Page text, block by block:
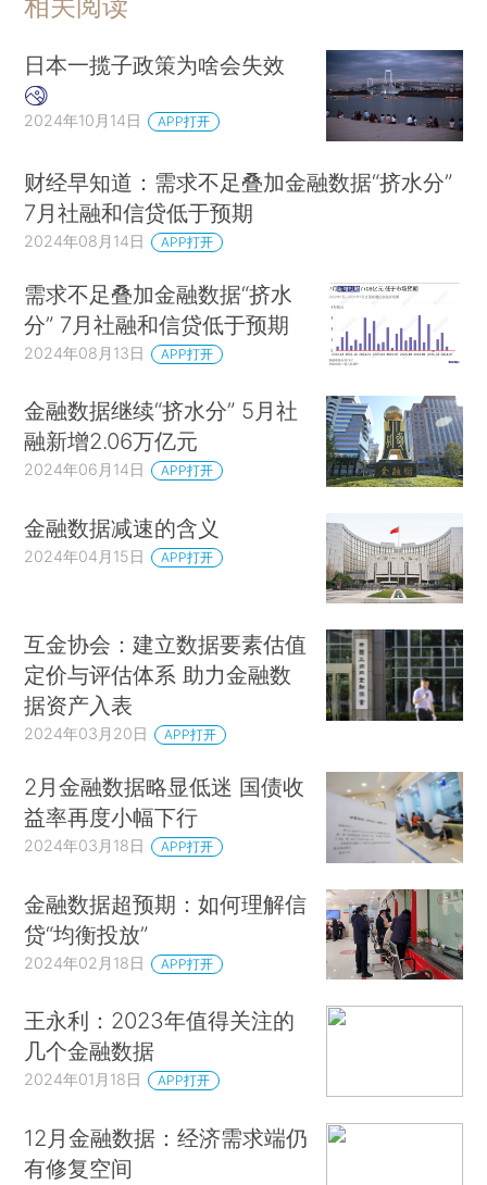
日本一揽子政策为啥会失效
2024年10月14日 APP打开
财经早知道：需求不足叠加金融数据“挤水分”
7月社融和信贷低于预期
2024年08月14日 APP打开
需求不足叠加金融数据“挤水
分” 7月社融和信贷低于预期
2024年08月13日 APP打开
金融数据继续“挤水分” 5月社
融新增2.06万亿元
2024年06月14日 APP打开
金融数据减速的含义
2024年04月15日 APP打开
互金协会：建立数据要素估值
定价与评估体系 助力金融数
据资产入表
2024年03月20日 APP打开
2月金融数据略显低迷 国债收
益率再度小幅下行
2024年03月18日 APP打开
金融数据超预期：如何理解信
贷“均衡投放”
2024年02月18日 APP打开
王永利：2023年值得关注的
几个金融数据
2024年01月18日 APP打开
12月金融数据：经济需求端仍
有修复空间